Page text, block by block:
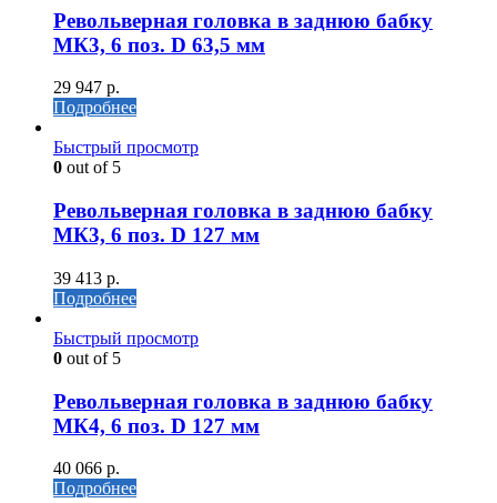
Револьверная головка в заднюю бабку
МК3, 6 поз. D 63,5 мм
29 947 р.
Подробнее
Быстрый просмотр
0 out of 5
Револьверная головка в заднюю бабку
МК3, 6 поз. D 127 мм
39 413 р.
Подробнее
Быстрый просмотр
0 out of 5
Револьверная головка в заднюю бабку
МК4, 6 поз. D 127 мм
40 066 р.
Подробнее